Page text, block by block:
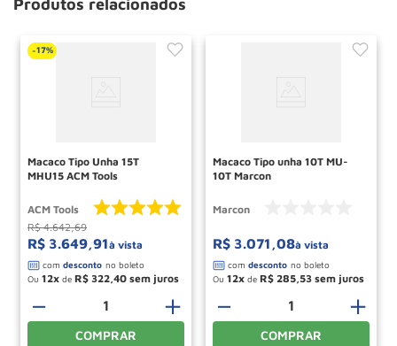
Produtos relacionados
-17%
Macaco Tipo Unha 15T
MHU15 ACM Tools
ACM Tools
R$ 4.642,69
R$ 3.649,91à vista
Ou 12 de R$ 322,40
＋
－
COMPRAR
Macaco Tipo unha 10T MU-
10T Marcon
Marcon
R$ 3.071 ,08à vista
Ou 12 de R$ 285,53
＋
－
COMPRAR